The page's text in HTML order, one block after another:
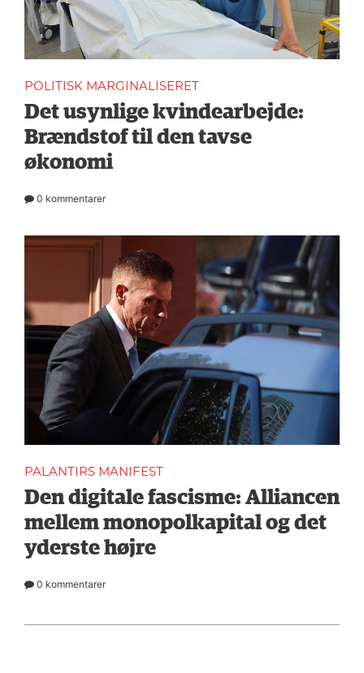
POLITISK MARGINALISERET
Det usynlige kvindearbejde:
Brændstof til den tavse
økonomi
0 kommentarer
PALANTIRS MANIFEST
Den digitale fascisme: Alliancen
mellem monopolkapital og det
yderste højre
0 kommentarer